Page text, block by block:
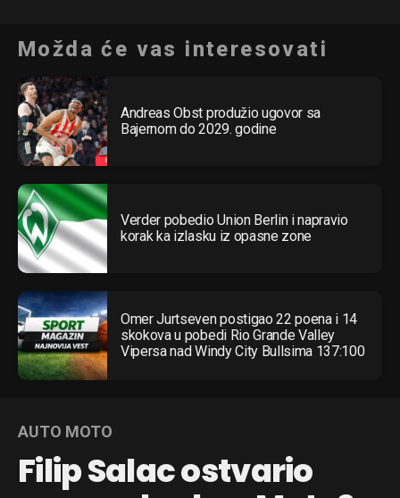
Možda će vas interesovati
Andreas Obst produžio ugovor sa
Bajernom do 2029. godine
Verder pobedio Union Berlin i napravio
korak ka izlasku iz opasne zone
Omer Jurtseven postigao 22 poena i 14
skokova u pobedi Rio Grande Valley
Vipersa nad Windy City Bullsima 137:100
AUTO MOTO
Filip Salac ostvario
Reddit
Pinterest